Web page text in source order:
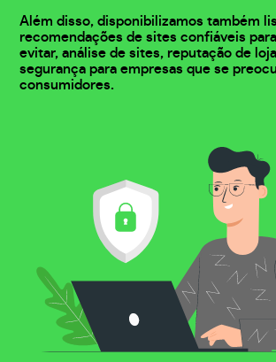
Além disso, disponibilizamos também
recomendações de sites confiáveis
evitar, análise de sites, reputação de
segurança para empresas que se
consumidores.